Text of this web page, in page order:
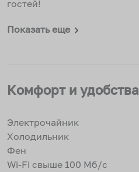
гостей!
Показать еще
Комфорт и удобства
Электрочайник
Холодильник
Фен
Wi-Fi свыше 100 Мб/с